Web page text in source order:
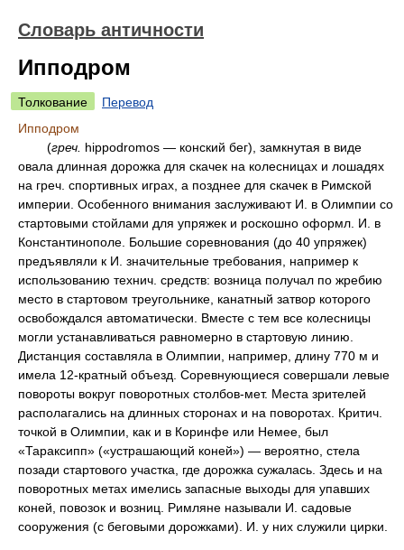
Словарь античности
Ипподром
Толкование
Перевод
Ипподром
(греч. hippodromos — конский бег), замкнутая в виде
овала длинная дорожка для скачек на колесницах и лошадях
на греч. спортивных играх, а позднее для скачек в Римской
империи. Особенного внимания заслуживают И. в Олимпии со
стартовыми стойлами для упряжек и роскошно оформл. И. в
Константинополе. Большие соревнования (до 40 упряжек)
предъявляли к И. значительные требования, например к
использованию технич. средств: возница получал по жребию
место в стартовом треугольнике, канатный затвор которого
освобождался автоматически. Вместе с тем все колесницы
могли устанавливаться равномерно в стартовую линию.
Дистанция составляла в Олимпии, например, длину 770 м и
имела 12-кратный объезд. Соревнующиеся совершали левые
повороты вокруг поворотных столбов-мет. Места зрителей
располагались на длинных сторонах и на поворотах. Критич.
точкой в Олимпии, как и в Коринфе или Немее, был
«Тараксипп» («устрашающий коней») — вероятно, стела
позади стартового участка, где дорожка сужалась. Здесь и на
поворотных метах имелись запасные выходы для упавших
коней, повозок и возниц. Римляне называли И. садовые
сооружения (с беговыми дорожками). И. у них служили цирки.